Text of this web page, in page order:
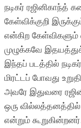
நடிகர் ரஜினிகாந்த்
கேள்விக்குறி
என்கிற கேள்விகளும்
முழுக்கவே
இந்தப் படத்தில்
மிரட்டப் போவது
அவரே இதுவரை
ஒரு
என்றும்